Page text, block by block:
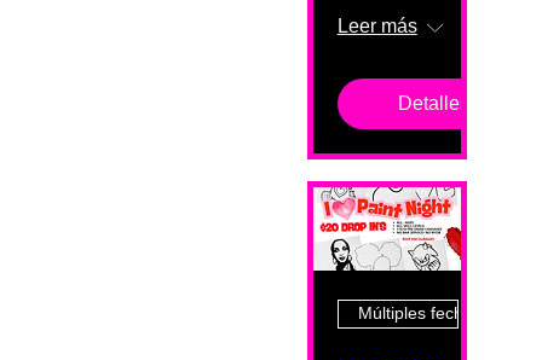
Leer más
Detalles
Múltiples fechas